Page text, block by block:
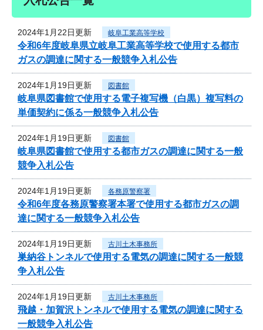
2024年1月22日更新 岐阜工業高等学校
令和6年度岐阜県立岐阜工業高等学校で使用する都市
ガスの調達に関する一般競争入札公告
2024年1月19日更新 図書館
岐阜県図書館で使用する電子複写機（白黒）複写料の
単価契約に係る一般競争入札公告
2024年1月19日更新 図書館
岐阜県図書館で使用する都市ガスの調達に関する一般
競争入札公告
2024年1月19日更新 各務原警察署
令和6年度各務原警察署本署で使用する都市ガスの調
達に関する一般競争入札公告
2024年1月19日更新 古川土木事務所
巣納谷トンネルで使用する電気の調達に関する一般競
争入札公告
2024年1月19日更新 古川土木事務所
飛越・加賀沢トンネルで使用する電気の調達に関する
一般競争入札公告